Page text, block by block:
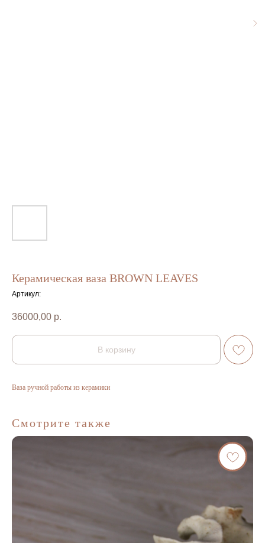
Керамическая ваза BROWN LEAVES
Артикул:
36000,00 р.
В корзину
Ваза ручной работы из керамики
Смотрите также